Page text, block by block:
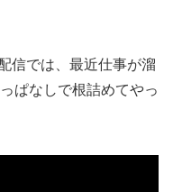
信では、最近仕事が溜
ぱなしで根詰めてやっ